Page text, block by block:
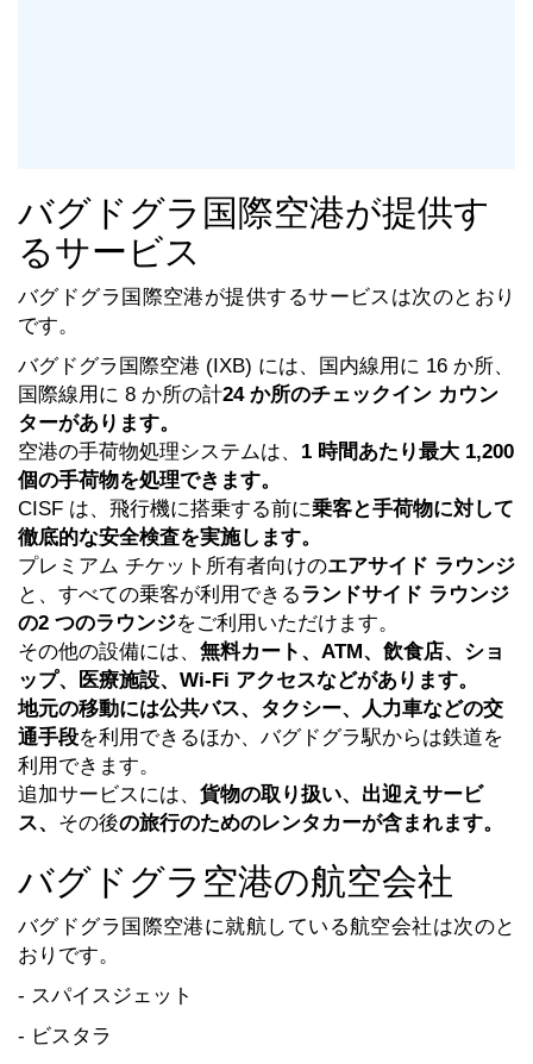
バグドグラ国際空港が提供す
るサービス
バグドグラ国際空港が提供するサービスは次のとおり
です。
バグドグラ国際空港 (IXB) には、国内線用に 16 か所、
国際線用に 8 か所の計24 か所のチェックイン カウン
ターがあります。
空港の手荷物処理システムは、 1 時間あたり最大 1,200
個の手荷物を処理できます。
CISF は、飛行機に搭乗する前に乗客と手荷物に対して
徹底的な安全検査を実施します。
プレミアム チケット所有者向けのエアサイド ラウンジ
と、すべての乗客が利用できるランドサイド ラウンジ
の2 つのラウンジをご利用いただけます。
その他の設備には、 無料カート、ATM、飲食店、ショ
ップ、医療施設、Wi-Fi アクセスなどがあります。
地元の移動には公共バス、タクシー、人力車などの交
通手段を利用できるほか、バグドグラ駅からは鉄道を
利用できます。
追加サービスには、 貨物の取り扱い、出迎えサービ
ス、 その後の旅行のためのレンタカーが含まれます。
バグドグラ空港の航空会社
バグドグラ国際空港に就航している航空会社は次のと
おりです。
- スパイスジェット
- ビスタラ